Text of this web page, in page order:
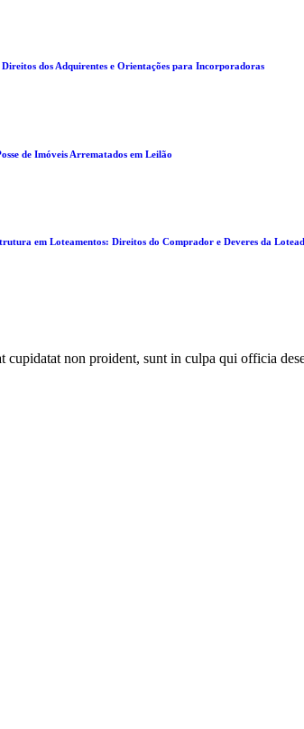
dos Adquirentes e Orientações para Incorporadoras
de Imóveis Arrematados em Leilão
em Loteamentos: Direitos do Comprador e Deveres da
cupidatat non proident, sunt in culpa qui officia